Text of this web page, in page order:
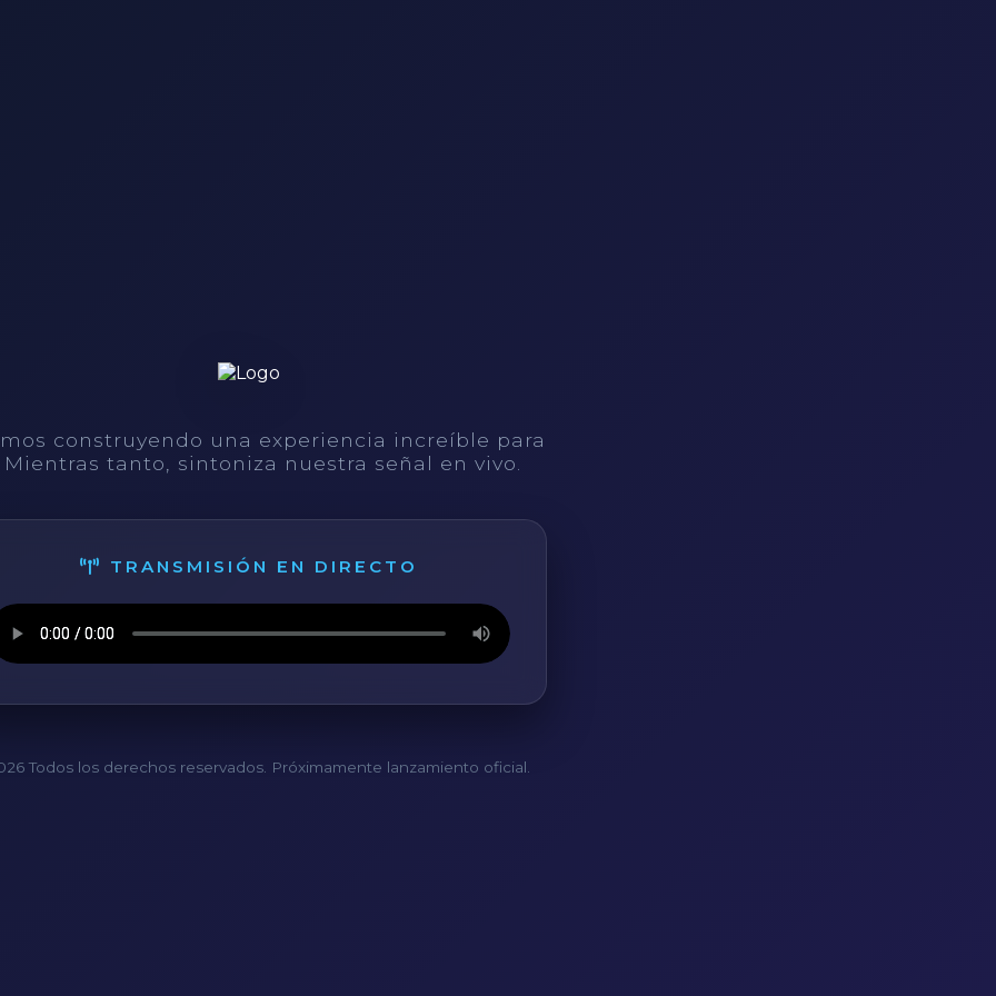
construyendo una experiencia increíble para
tanto, sintoniza nuestra señal en vivo.
TRANSMISIÓN EN DIRECTO
Todos los derechos reservados. Próximamente lanzamiento oficial.